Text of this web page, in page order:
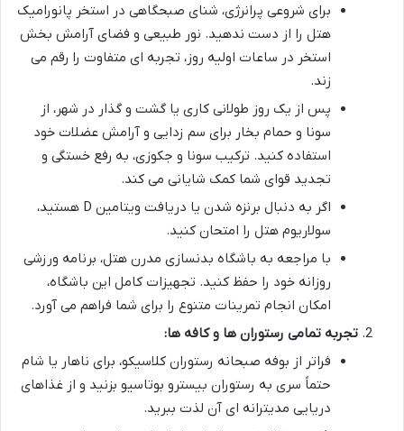
برای شروعی پرانرژی، شنای صبحگاهی در استخر پانورامیک
هتل را از دست ندهید. نور طبیعی و فضای آرامش بخش
استخر در ساعات اولیه روز، تجربه ای متفاوت را رقم می
زند.
پس از یک روز طولانی کاری یا گشت و گذار در شهر، از
سونا و حمام بخار برای سم زدایی و آرامش عضلات خود
استفاده کنید. ترکیب سونا و جکوزی، به رفع خستگی و
تجدید قوای شما کمک شایانی می کند.
اگر به دنبال برنزه شدن یا دریافت ویتامین D هستید،
سولاریوم هتل را امتحان کنید.
با مراجعه به باشگاه بدنسازی مدرن هتل، برنامه ورزشی
روزانه خود را حفظ کنید. تجهیزات کامل این باشگاه،
امکان انجام تمرینات متنوع را برای شما فراهم می آورد.
تجربه تمامی رستوران ها و کافه ها:
فراتر از بوفه صبحانه رستوران کلاسیکو، برای ناهار یا شام
حتماً سری به رستوران بیسترو بوتاسیو بزنید و از غذاهای
دریایی مدیترانه ای آن لذت ببرید.